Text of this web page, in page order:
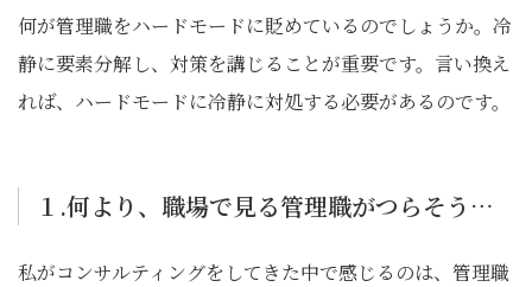
何が管理職をハードモードに貶めているのでしょうか。冷
静に要素分解し、対策を講じることが重要です。言い換え
れば、ハードモードに冷静に対処する必要があるのです。
１.何より、職場で見る管理職がつらそう…
私がコンサルティングをしてきた中で感じるのは、管理職